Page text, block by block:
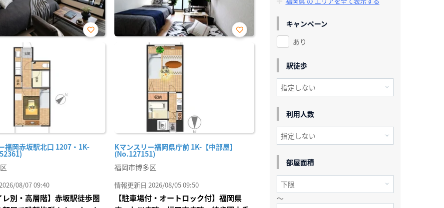
福岡赤坂駅北口 1207・1K-
お気
08/07 09:40
レ別・高層階】赤坂駅徒歩圏
Kマンスリー福岡県庁前 1K-【中部屋】
(No.127151)
お気
福岡市博多区
情報更新日 2026/08/05 09:50
【駐車場付・オートロック付】福岡県
キャンペーン
あり
駅徒歩
利用人数
部屋面積
～